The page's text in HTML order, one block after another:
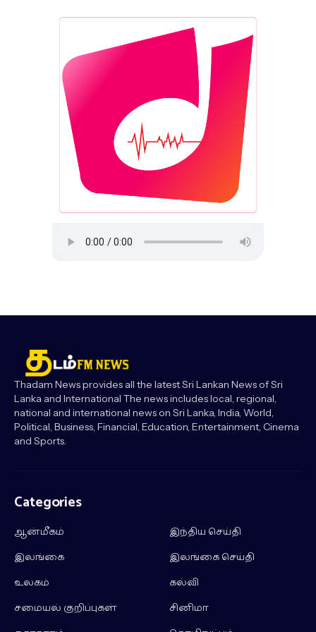
Thadam News provides all the latest Sri Lankan News of Sri
Lanka and International The news includes local, regional,
national and international news on Sri Lanka, India, World,
Political, Business, Financial, Education, Entertainment, Cinema
and Sports.
Categories
ஆன்மீகம்
இந்திய செய்தி
இலங்கை
இலங்கை செய்தி
உலகம்
கல்வி
சமையல் குறிப்புகள்
சினிமா